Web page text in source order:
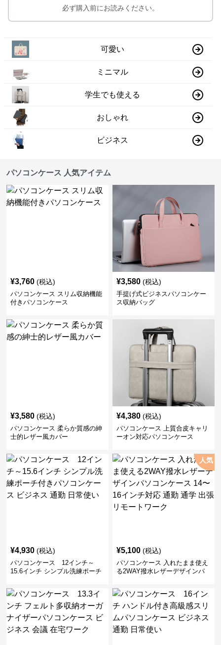
必ず購入前にお読みください。
可愛い
ミニマル
学生でも使える
おしゃれ
ビジネス
パソコンケース 人気アイテム
¥3,760 (税込)
パソコンケース スリム収納機能
付きパソコンケース
¥3,580 (税込)
手提げ式ビジネスパソコンケー
ス収納バッグ
¥3,580 (税込)
パソコンケース 柔らか質感の紳
士的レザー風カバー
¥4,380 (税込)
パソコンケース 上質合皮キャリ
ーオン対応パソコンケース
¥4,930 (税込)
パソコンケース 12インチ～
15.6インチ シンプル洗練ポーチ
勤 日常使い
人気
¥5,100 (税込)
パソコンケース 入れたまま使え
る2WAY撥水レザーデザインパ
通勤 通学 出張 リモートワーク